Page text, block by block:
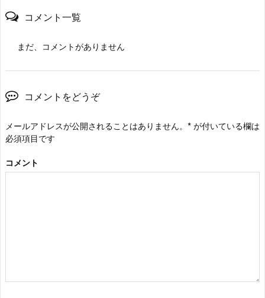
コメント一覧
まだ、コメントがありません
コメントをどうぞ
メールアドレスが公開されることはありません。 * が付いている欄は
必須項目です
コメント